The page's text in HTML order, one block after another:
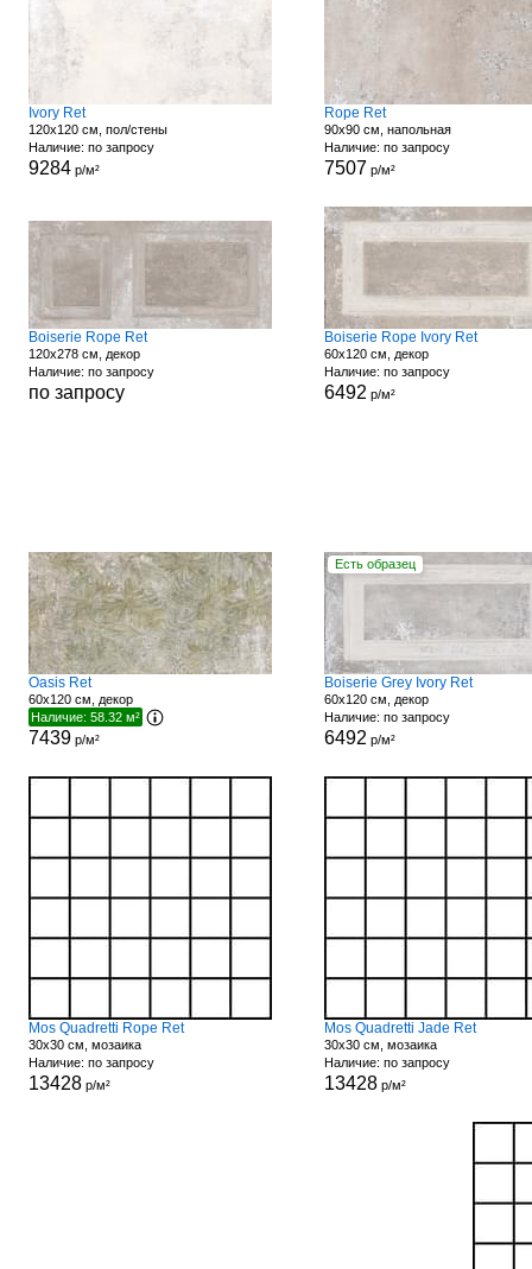
Ivory Ret
120x120 см, пол/стены
Наличие: по запросу
9284р/м²
Rope Ret
90x90 см, напольная
Наличие: по запросу
7507 р/м²
Boiserie Rope Ret
120x278 см, декор
Наличие: по запросу
по запросу
Boiserie Rope Ivory Ret
60x120 см, декор
Наличие: по запросу
6492 р/м²
Oasis Ret
60x120 см, декор
Наличие: 58.32 м²
7439р/м²
Есть образец
Boiserie Grey Ivory Ret
60x120 см, декор
Наличие: по запросу
6492 р/м²
Mos Quadretti Rope Ret
30x30 см, мозаика
Наличие: по запросу
13428р/м²
Mos Quadretti Jade Ret
30x30 см, мозаика
Наличие: по запросу
13428р/м²